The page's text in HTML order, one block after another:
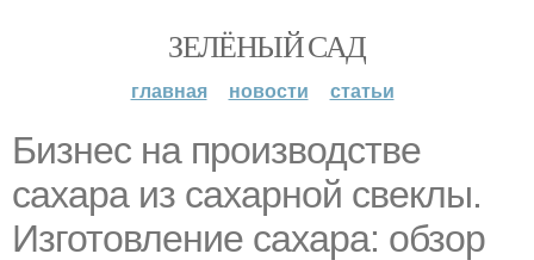
ЗЕЛЁНЫЙ САД
главная новости статьи
Бизнес на производстве
сахара из сахарной свеклы.
Изготовление сахара: обзор